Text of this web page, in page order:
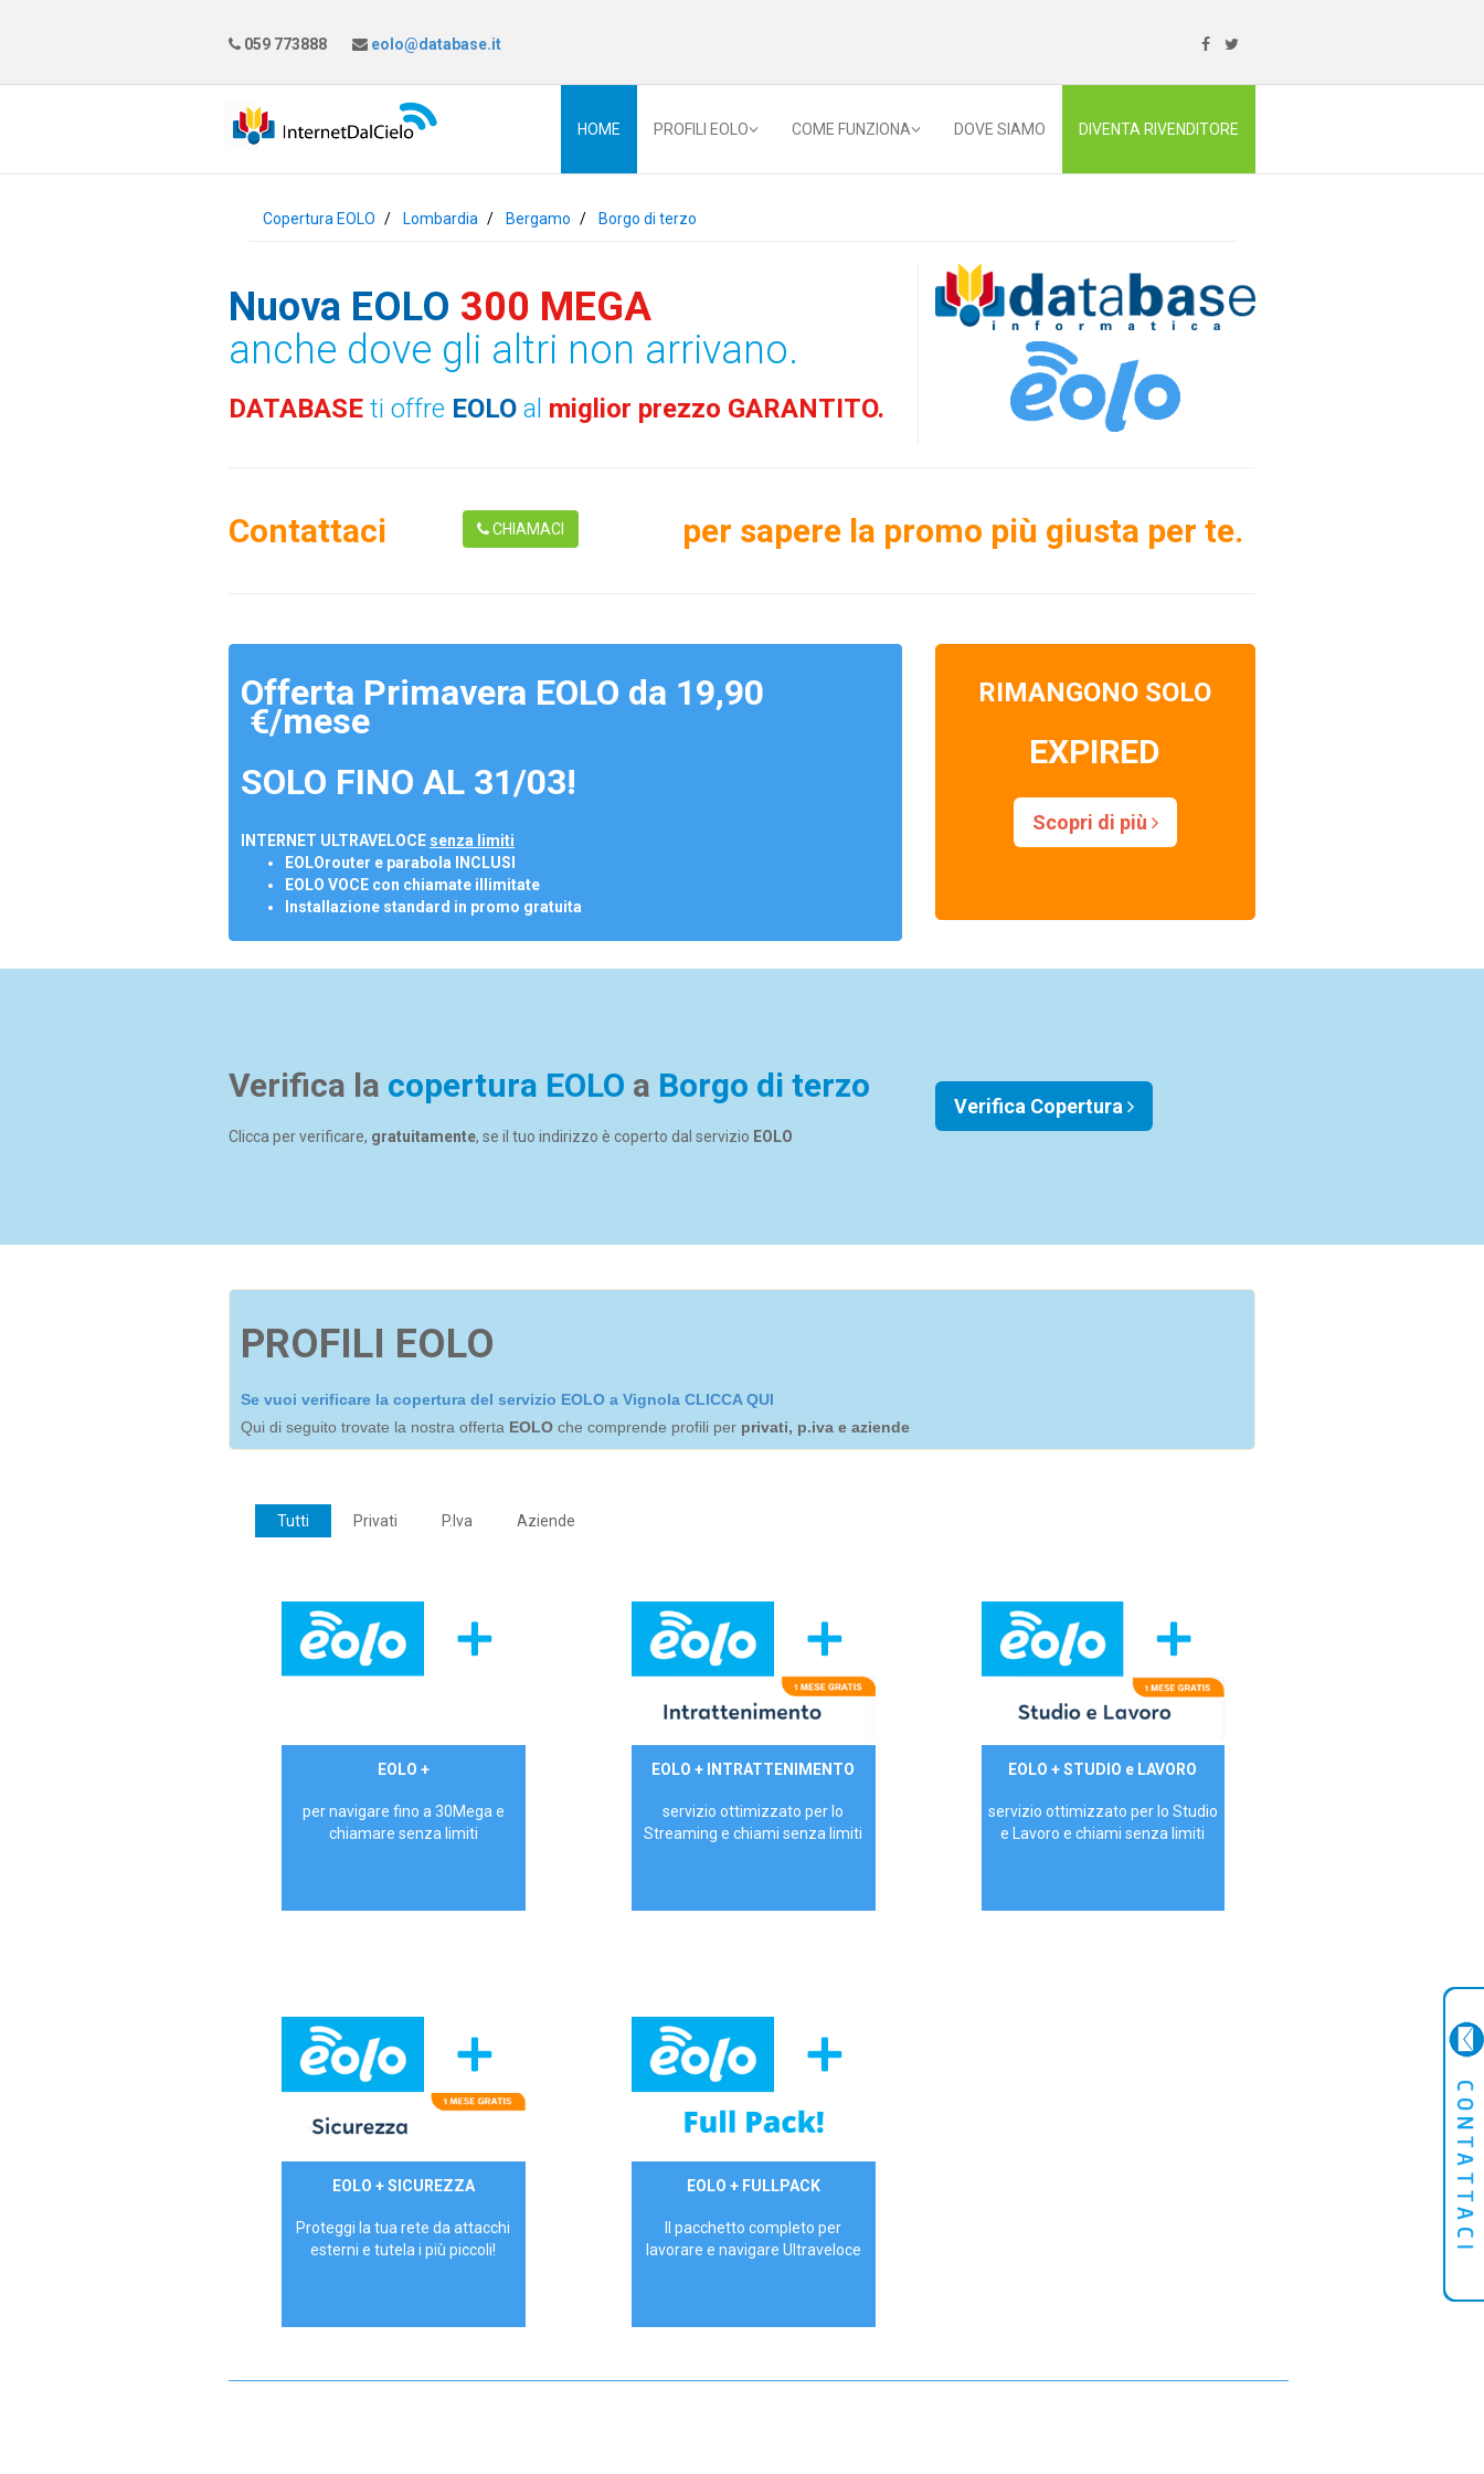
059 773888 eolo@database.it
HOME PROFILI EOLO COME FUNZIONA DOVE SIAMO DIVENTA RIVENDITORE
Copertura EOLO Lombardia Bergamo Borgo di terzo
Nuova EOLO 300 MEGA
anche dove gli altri non arrivano.
DATABASE ti offre EOLO al miglior prezzo GARANTITO.
Contattaci CHIAMACI per sapere la promo più giusta per te.
Offerta Primavera EOLO da 19,90
€/mese
SOLO FINO AL 31/03!
INTERNET ULTRAVELOCE senza limiti
EOLOrouter e parabola INCLUSI
EOLO VOCE con chiamate illimitate
Installazione standard in promo gratuita
RIMANGONO SOLO
EXPIRED
Scopri di più
Verifica la copertura EOLO a Borgo di terzo
Clicca per verificare, gratuitamente, se il tuo indirizzo è coperto dal servizio EOLO
Verifica Copertura
PROFILI EOLO
Se vuoi verificare la copertura del servizio EOLO a Vignola CLICCA QUI
Qui di seguito trovate la nostra offerta EOLO che comprende profili per privati, p.iva e aziende
Tutti Privati P.Iva Aziende
€ 24,90/meseEOLO +
per navigare fino a 30Mega e
chiamare senza limiti
29,90€/mese
EOLO + INTRATTENIMENTO
servizio ottimizzato per lo
Streaming e chiami senza limiti
29,90€/mese
EOLO + STUDIO e LAVORO
servizio ottimizzato per lo Studio
e Lavoro e chiami senza limiti
29,90€/mese
EOLO + SICUREZZA
Proteggi la tua rete da attacchi
esterni e tutela i più piccoli!
34,90 €/meseEOLO + FULLPACK
Il pacchetto completo per
lavorare e navigare Ultraveloce